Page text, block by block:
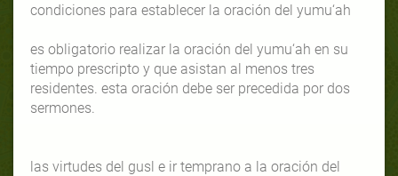
condiciones para establecer la oración del yumu‘ah
es obligatorio realizar la oración del yumu‘ah en su
tiempo prescripto y que asistan al menos tres
residentes. esta oración debe ser precedida por dos
sermones.
las virtudes del gusl e ir temprano a la oración del